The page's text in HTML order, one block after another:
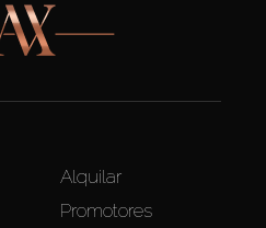
Alquilar
Promotores